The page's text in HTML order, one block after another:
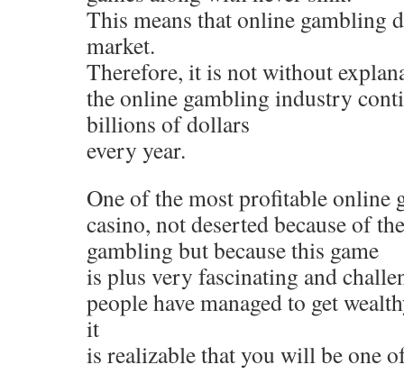
This means that online gambling
market.
Therefore, it is not without
the online gambling industry
billions of dollars
every year.
One of the most profitable online
casino, not deserted because of
gambling but because this game
is plus very fascinating and
people have managed to get
it
is realizable that you will be one